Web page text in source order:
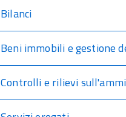
Bilanci
Beni immobili e gestione
Controlli e rilievi